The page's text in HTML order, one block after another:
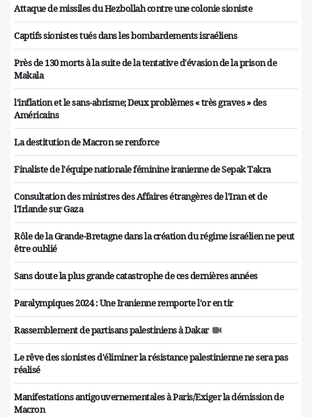
Attaque de missiles du Hezbollah contre une colonie sioniste
Captifs sionistes tués dans les bombardements israéliens
Près de 130 morts à la suite de la tentative d'évasion de la prison de
Makala
l'inflation et le sans-abrisme; Deux problèmes « très graves » des
Américains
La destitution de Macron se renforce
Finaliste de l'équipe nationale féminine iranienne de Sepak Takra
Consultation des ministres des Affaires étrangères de l'Iran et de
l'Irlande sur Gaza
Rôle de la Grande-Bretagne dans la création du régime israélien ne peut
être oublié
Sans doute la plus grande catastrophe de ces dernières années
Paralympiques 2024 : Une Iranienne remporte l'or en tir
Rassemblement de partisans palestiniens à Dakar
Le rêve des sionistes d'éliminer la résistance palestinienne ne sera pas
réalisé
Manifestations antigouvernementales à Paris/Exiger la démission de
Macron